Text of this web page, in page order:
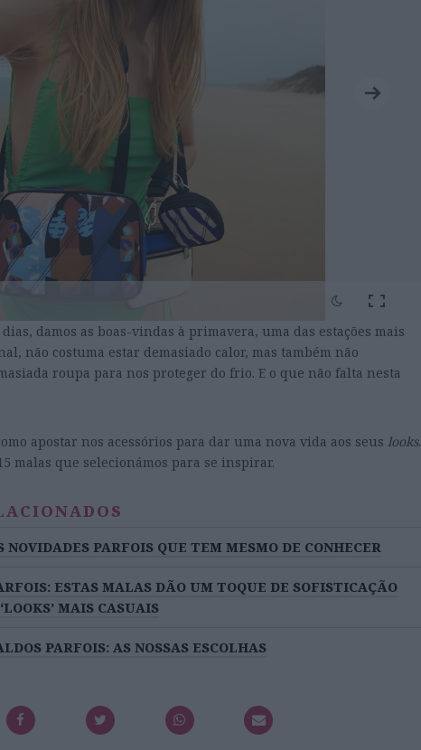
damos as boas-vindas à primavera, uma das estações mais
não costuma estar demasiado calor, mas também não
roupa para nos proteger do frio. E o que não falta nesta
apostar nos acessórios para dar uma nova vida aos seus looks.
malas que selecionámos para se inspirar.
NOVIDADES PARFOIS QUE TEM MESMO DE CONHECER
ESTAS MALAS DÃO UM TOQUE DE SOFISTICAÇÃO
MAIS CASUAIS
PARFOIS: AS NOSSAS ESCOLHAS